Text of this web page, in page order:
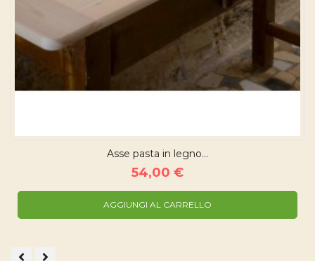
Asse pasta in legno...
54,00 €
AGGIUNGI AL CARRELLO